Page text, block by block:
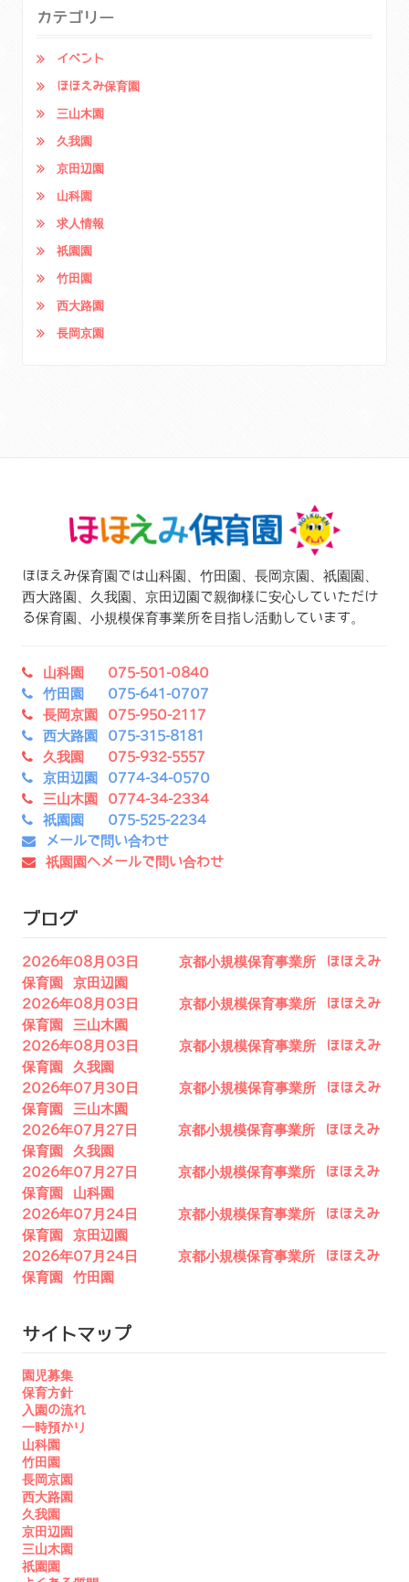
カテゴリー
イベント
ほほえみ保育園
三山木園
久我園
京田辺園
山科園
求人情報
祇園園
竹田園
西大路園
長岡京園
ほほえみ保育園では山科園、竹田園、長岡京園、祇園園、
西大路園、久我園、京田辺園で親御様に安心していただけ
る保育園、小規模保育事業所を目指し活動しています。
山科園 075-501-0840
竹田園 075-641-0707
長岡京園 075-950-2117
西大路園 075-315-8181
久我園 075-932-5557
京田辺園 0774-34-0570
三山木園 0774-34-2334
祇園園 075-525-2234
メールで問い合わせ
祇園園へメールで問い合わせ
ブログ
2026年08月03日 京都小規模保育事業所 ほほえみ
保育園 京田辺園
2026年08月03日 京都小規模保育事業所 ほほえみ
保育園 三山木園
2026年08月03日 京都小規模保育事業所 ほほえみ
保育園 久我園
2026年07月30日 京都小規模保育事業所 ほほえみ
保育園 三山木園
2026年07月27日 京都小規模保育事業所 ほほえみ
保育園 久我園
2026年07月27日 京都小規模保育事業所 ほほえみ
保育園 山科園
2026年07月24日 京都小規模保育事業所 ほほえみ
保育園 京田辺園
2026年07月24日 京都小規模保育事業所 ほほえみ
保育園 竹田園
サイトマップ
園児募集
保育方針
入園の流れ
一時預かり
山科園
竹田園
長岡京園
西大路園
久我園
京田辺園
三山木園
祇園園